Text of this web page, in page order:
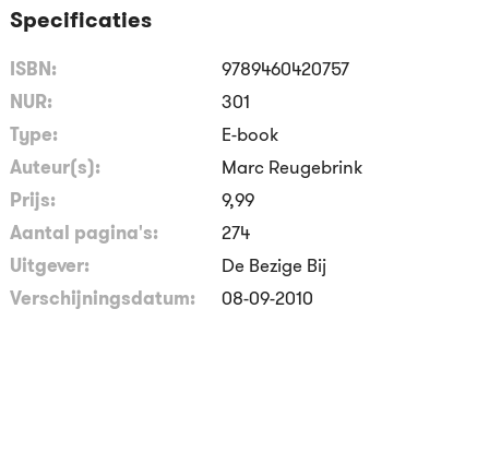
Specificaties
ISBN:
9789460420757
NUR:
301
Type:
E-book
Auteur(s):
Marc Reugebrink
Prijs:
9,99
Aantal pagina's:
274
Uitgever:
De Bezige Bij
Verschijningsdatum:
08-09-2010